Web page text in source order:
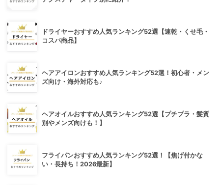
ドライヤーおすすめ人気ランキング52選【速乾・くせ毛・
コスパ商品】
ヘアアイロンおすすめ人気ランキング52選！初心者・メン
ズ向け・海外対応も♪
ヘアオイルおすすめ人気ランキング52選【プチプラ・髪質
別やメンズ向けも！】
フライパンおすすめ人気ランキング52選！【焦げ付かな
い・長持ち！2026最新】